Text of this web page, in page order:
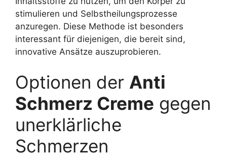
stimulieren und Selbstheilungsprozesse
anzuregen. Diese Methode ist besonders
interessant für diejenigen, die bereit sind,
innovative Ansätze auszuprobieren.
Optionen der Anti
Schmerz Creme gegen
unerklärliche
Schmerzen